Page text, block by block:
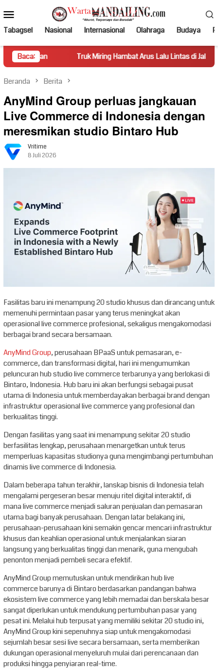
ke
kontenMobile
Tabagsel Nasional Internasional Olahraga Budaya
Baca:Truk Miring Hambat Arus Lalu Lintas di Jalan
Beranda Berita
AnyMind Group perluas jangkauan
Live Commerce di Indonesia dengan
meresmikan studio Bintaro Hub
Vritime
8 Juli 2026
Fasilitas baru ini menampung 20 studio khusus dan dirancang untuk
memenuhi permintaan pasar yang terus meningkat akan
operasional live commerce profesional, sekaligus mengakomodasi
berbagai brand secara bersamaan.
AnyMind Group, perusahaan BPaaS untuk pemasaran, e-
commerce, dan transformasi digital, hari ini mengumumkan
peluncuran hub studio live commerce terbarunya yang berlokasi di
Bintaro, Indonesia. Hub baru ini akan berfungsi sebagai pusat
utama di Indonesia untuk memberdayakan berbagai brand dengan
infrastruktur operasional live commerce yang profesional dan
berkualitas tinggi.
Dengan fasilitas yang saat ini menampung sekitar 20 studio
berfasilitas lengkap, perusahaan menargetkan untuk terus
memperluas kapasitas studionya guna mengimbangi pertumbuhan
dinamis live commerce di Indonesia.
Dalam beberapa tahun terakhir, lanskap bisnis di Indonesia telah
mengalami pergeseran besar menuju ritel digital interaktif, di
mana live commerce menjadi saluran penjualan dan pemasaran
utama bagi banyak perusahaan. Dengan latar belakang ini,
perusahaan-perusahaan kini semakin gencar mencari infrastruktur
khusus dan keahlian operasional untuk menjalankan siaran
langsung yang berkualitas tinggi dan menarik, guna mengubah
penonton menjadi pembeli secara efektif.
AnyMind Group memutuskan untuk mendirikan hub live
commerce barunya di Bintaro berdasarkan pandangan bahwa
ekosistem live commerce yang lebih memadai dan berskala besar
sangat diperlukan untuk mendukung pertumbuhan pasar yang
pesat ini. Melalui hub terpusat yang memiliki sekitar 20 studio ini,
AnyMind Group kini sepenuhnya siap untuk mengakomodasi
sejumlah besar sesi live secara bersamaan, serta memberikan
dukungan operasional menyeluruh mulai dari perencanaan dan
produksi hingga penyiaran real-time.